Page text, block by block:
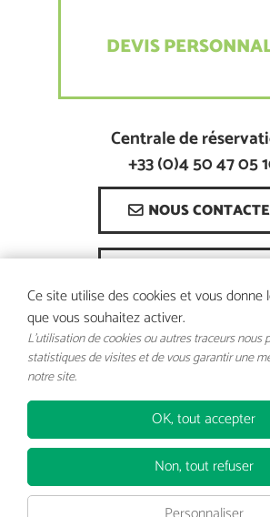
DEVIS
Centrale de
+33 (0)4 50 47 05
NOUS
générales de
vente
Ce site utilise des cookies et vous donne
que vous souhaitez activer.
L'utilisation de cookies ou autres traceurs nous
statistiques de visites et de vous garantir une
notre site.
OK, tout accepter
Non, tout refuser